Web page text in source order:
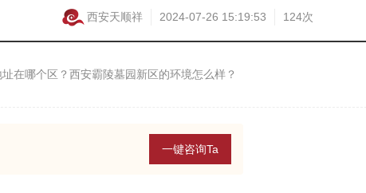
西安天顺祥 2024-07-26 15:19:53 124次
在哪个区？西安霸陵墓园新区的环境怎么样？
一键咨询Ta